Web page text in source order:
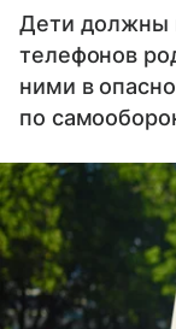
Дети должны
телефонов
ними в
по